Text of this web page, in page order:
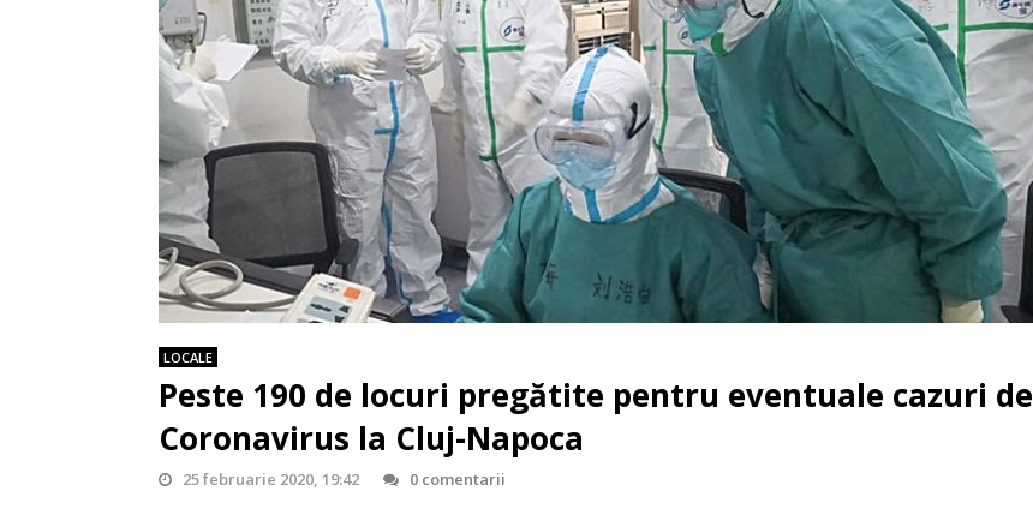
LOCALE
Peste 190 de locuri pregătite pentru eventuale cazuri de
Coronavirus la Cluj-Napoca
25 februarie 2020, 19:42 0 comentarii